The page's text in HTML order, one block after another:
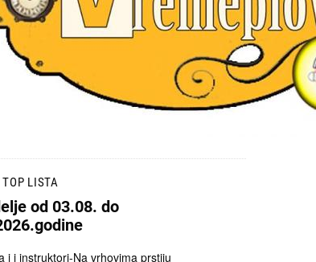
LISTA
od 03.08. do
i i instruktori-Na vrhovima prstiju